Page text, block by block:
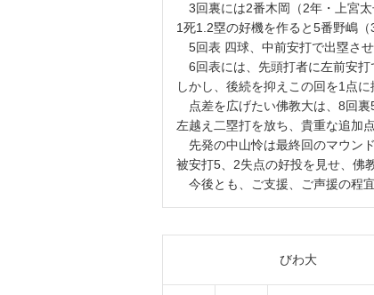
3回裏には2番木岡（2年・上宮太
1死1.2塁の好機を作ると5番野嶋
5回表 四球、中前安打で出塁さ
6回表には、先頭打者に左前安打
しかし、後続を抑えこの回を1点に
点差を広げたい佛教大は、8回裏
左越え二塁打を放ち、貴重な追加
先発の中山怜は最終回のマウン
被安打5、2失点の好投を見せ、佛
今後とも、ご支援、ご声援の程
びわ大